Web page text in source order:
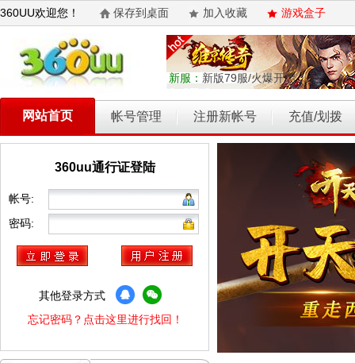
360UU欢迎您！ 保存到桌面 加入收藏 游戏盒子
新服： 新版79服/火爆开启
网站首页 帐号管理 注册新帐号 充值/划拨
360uu通行证登陆
帐号:
密码:
其他登录方式
忘记密码？点击这里进行找回！